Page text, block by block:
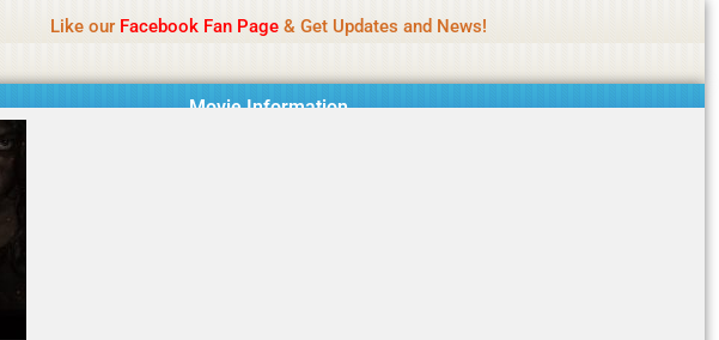
Like our Facebook Fan Page& Get Updates and News!
Movie Information
content monitoring is not done daily. The owner does not promote or endorse casino,